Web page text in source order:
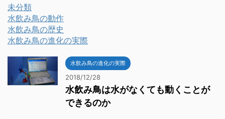
未分類
水飲み鳥の動作
水飲み鳥の歴史
水飲み鳥の進化の実際
水飲み鳥の進化の実際
2018/12/28
水飲み鳥は水がなくても動くことが
できるのか